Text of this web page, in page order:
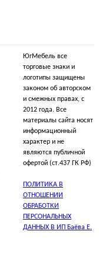
ЮгМебель все
торговые знаки и
логотипы защищены
законом об авторском
и смежных правах, с
2012 года. Все
материалы сайта носят
информационный
характер и не
являются публичной
офертой (ст.437 ГК РФ)
ПОЛИТИКА В
ОТНОШЕНИИ
ОБРАБОТКИ
ПЕРСОНАЛЬНЫХ
ДАННЫХ В ИП Баёва Е.